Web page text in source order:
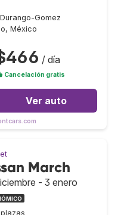
Gomez
México
/ día
Cancelación gratis
Ver auto
March
- 3 enero